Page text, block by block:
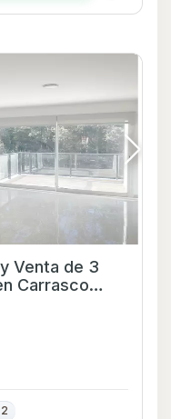
Venta de 3
2